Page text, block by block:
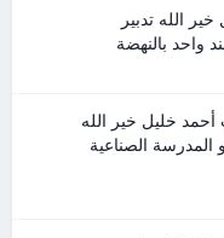
الله تدبير
واحد بالنهضة
خليل خير الله
الصناعية